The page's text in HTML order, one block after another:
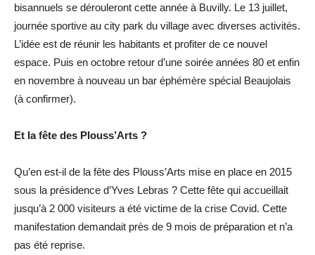
bisannuels se dérouleront cette année à Buvilly. Le 13 juillet,
journée sportive au city park du village avec diverses activités.
L’idée est de réunir les habitants et profiter de ce nouvel
espace. Puis en octobre retour d’une soirée années 80 et enfin
en novembre à nouveau un bar éphémère spécial Beaujolais
(à confirmer).
Et la fête des Plouss’Arts ?
Qu’en est-il de la fête des Plouss’Arts mise en place en 2015
sous la présidence d’Yves Lebras ? Cette fête qui accueillait
jusqu’à 2 000 visiteurs a été victime de la crise Covid. Cette
manifestation demandait près de 9 mois de préparation et n’a
pas été reprise.